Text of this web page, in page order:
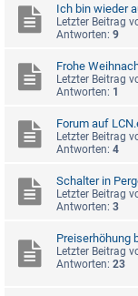
Ich bin wieder
Letzter Beitrag
Antworten: 9
Frohe
Letzter Beitrag
Antworten: 1
Forum auf
Letzter Beitrag
Antworten: 4
Schalter in
Letzter Beitrag
Antworten: 3
Preiserhöhung
Letzter Beitrag
Antworten: 23